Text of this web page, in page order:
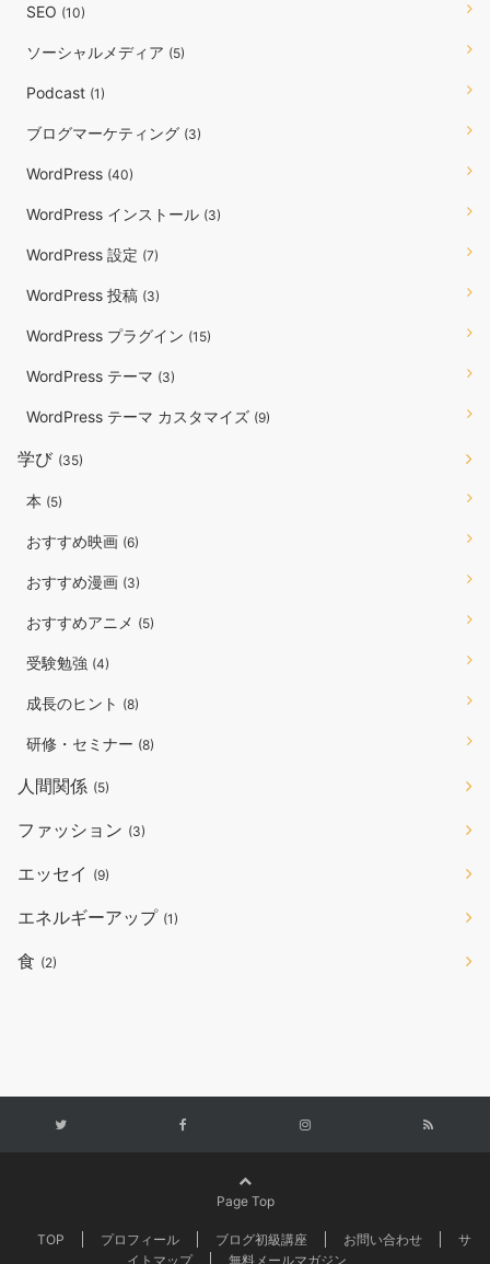
SEO (10)
ソーシャルメディア (5)
Podcast (1)
ブログマーケティング (3)
WordPress (40)
WordPress インストール (3)
WordPress 設定 (7)
WordPress 投稿 (3)
WordPress プラグイン (15)
WordPress テーマ (3)
WordPress テーマ カスタマイズ (9)
学び (35)
本 (5)
おすすめ映画 (6)
おすすめ漫画 (3)
おすすめアニメ (5)
受験勉強 (4)
成長のヒント (8)
研修・セミナー (8)
人間関係 (5)
ファッション (3)
エッセイ (9)
エネルギーアップ (1)
食 (2)
Page Top
TOP プロフィール ブログ初級講座 お問い合わせ
サ
イトマップ
無料メールマガジン